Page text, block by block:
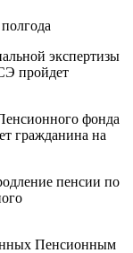
экспертизы
пройдет
фонда
гражданина на
пенсии по
Пенсионным